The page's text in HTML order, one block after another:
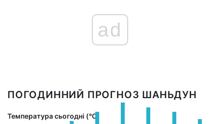
ad
ПОГОДИННИЙ ПРОГНОЗ ШАНЬДУН
Температура сьогодні (°С)